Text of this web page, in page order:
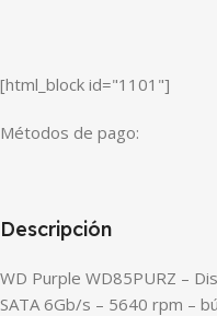
[html_block id="1101"]
Métodos de pago:
Descripción
WD Purple WD85PURZ –
SATA 6Gb/s – 5640 rpm –